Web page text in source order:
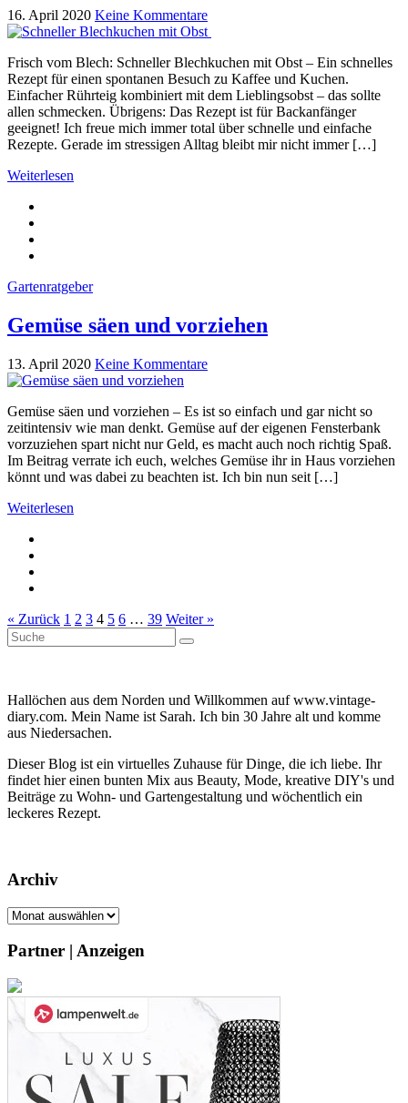
16. April 2020 Keine Kommentare
Frisch vom Blech: Schneller Blechkuchen mit Obst – Ein schnelles
Rezept für einen spontanen Besuch zu Kaffee und Kuchen.
Einfacher Rührteig kombiniert mit dem Lieblingsobst – das sollte
allen schmecken. Übrigens: Das Rezept ist für Backanfänger
geeignet! Ich freue mich immer total über schnelle und einfache
Rezepte. Gerade im stressigen Alltag bleibt mir nicht immer […]
Weiterlesen
Gartenratgeber
Gemüse säen und vorziehen
13. April 2020 Keine Kommentare
Gemüse säen und vorziehen – Es ist so einfach und gar nicht so
zeitintensiv wie man denkt. Gemüse auf der eigenen Fensterbank
vorzuziehen spart nicht nur Geld, es macht auch noch richtig Spaß.
Im Beitrag verrate ich euch, welches Gemüse ihr in Haus vorziehen
könnt und was dabei zu beachten ist. Ich bin nun seit […]
Weiterlesen
« Zurück 1 2 3 4 5 6 … 39 Weiter »
Suche
nach:
Suche
Hallöchen aus dem Norden und Willkommen auf www.vintage-
diary.com. Mein Name ist Sarah. Ich bin 30 Jahre alt und komme
aus Niedersachen.
Dieser Blog ist ein virtuelles Zuhause für Dinge, die ich liebe. Ihr
findet hier einen bunten Mix aus Beauty, Mode, kreative DIY's und
Beiträge zu Wohn- und Gartengestaltung und wöchentlich ein
leckeres Rezept.
Archiv
Archiv
Partner | Anzeigen